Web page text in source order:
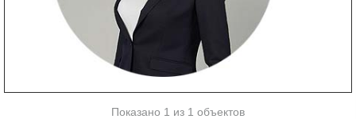
Показано 1 из 1 объектов